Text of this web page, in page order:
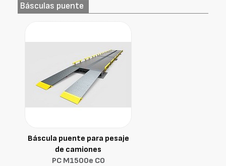
Básculas puente
Báscula puente para pesaje
de camiones
PC M1500e CO